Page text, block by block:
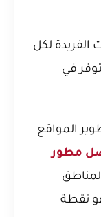
الفريدة لكل
في
المواقع
مطور
نقطة